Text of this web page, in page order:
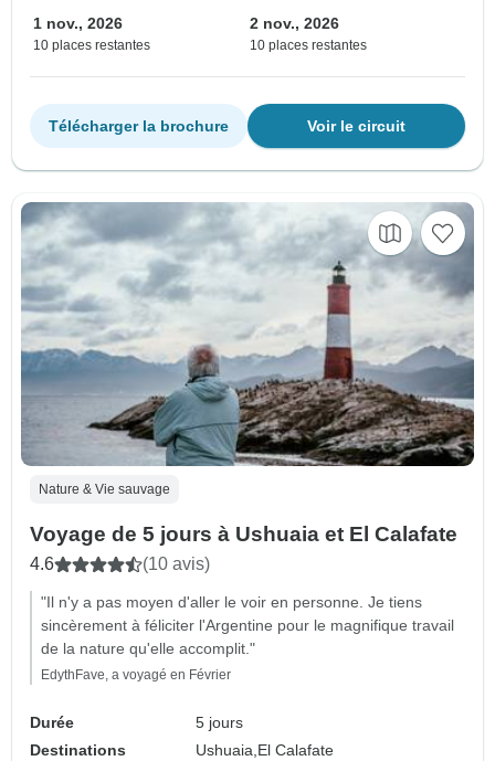
1 nov., 2026
10 places restantes
2 nov., 2026
10 places restantes
Voir le circuit
Télécharger la brochure
Nature & Vie sauvage
Voyage de 5 jours à Ushuaia et El Calafate
4.6 (10 avis)
"Il n'y a pas moyen d'aller le voir en personne. Je tiens
sincèrement à féliciter l'Argentine pour le magnifique travail
de la nature qu'elle accomplit."
EdythFave, a voyagé en Février
Durée
5 jours
Destinations
Ushuaia,El Calafate